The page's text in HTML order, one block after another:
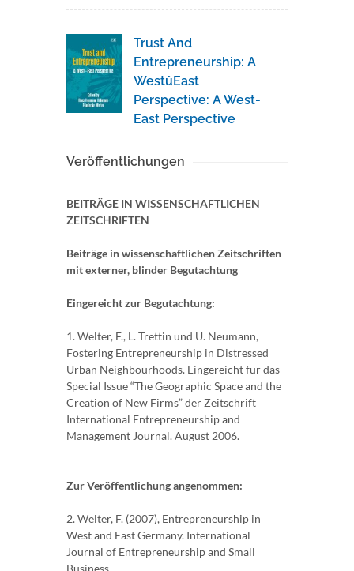
Trust And
Entrepreneurship: A
WestûEast
Perspective: A West-
East Perspective
Veröffentlichungen
BEITRÄGE IN WISSENSCHAFTLICHEN
ZEITSCHRIFTEN
Beiträge in wissenschaftlichen Zeitschriften
mit externer, blinder Begutachtung
Eingereicht zur Begutachtung:
1. Welter, F., L. Trettin und U. Neumann,
Fostering Entrepreneurship in Distressed
Urban Neighbourhoods. Eingereicht für das
Special Issue “The Geographic Space and the
Creation of New Firms” der Zeitschrift
International Entrepreneurship and
Management Journal. August 2006.
Zur Veröffentlichung angenommen:
2. Welter, F. (2007), Entrepreneurship in
West and East Germany. International
Journal of Entrepreneurship and Small